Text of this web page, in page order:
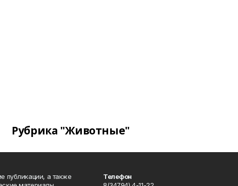
Рубрика "Животные"
публикации, а также
Телефон